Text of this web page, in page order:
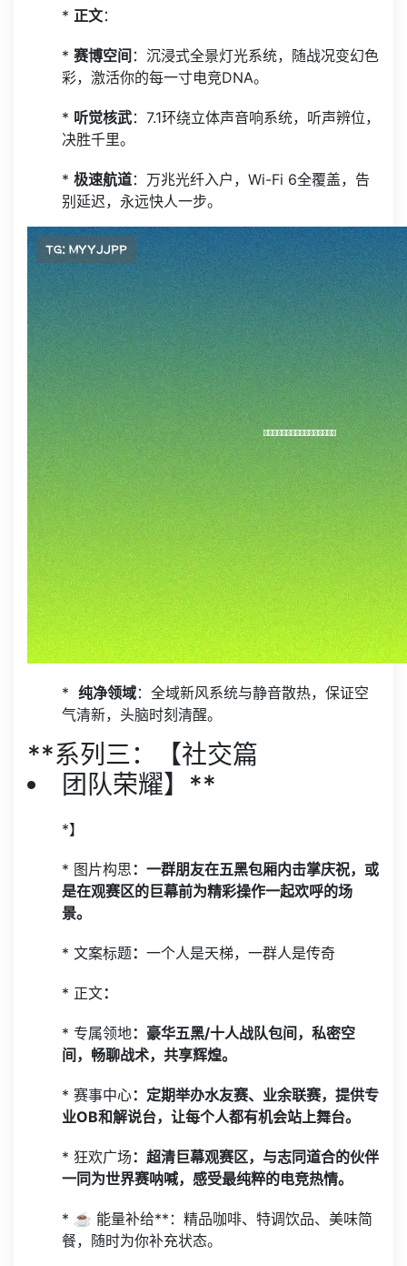
* 正文：
* 赛博空间 ：沉浸式全景灯光系统，随战况变幻色
彩，激活你的每一寸电竞DNA。
* 听觉核武：7.1环绕立体声音响系统，听声辨位，
决胜千里。
* 极速航道：万兆光纤入户，Wi-Fi 6全覆盖，告
别延迟，永远快人一步。
* ️ 纯净领域：全域新风系统与静音散热，保证空
气清新，头脑时刻清醒。
**系列三：【社交篇
团队荣耀】**
*】
* 图片构思：一群朋友在五黑包厢内击掌庆祝，或
是在观赛区的巨幕前为精彩操作一起欢呼的场
景。
* 文案标题： 一个人是天梯，一群人是传奇
* 正文：
* 专属领地：豪华五黑/十人战队包间，私密空
间，畅聊战术，共享辉煌。
* 赛事中心：定期举办水友赛、业余联赛，提供专
业OB和解说台，让每个人都有机会站上舞台。
* 狂欢广场：超清巨幕观赛区，与志同道合的伙伴
一同为世界赛呐喊，感受最纯粹的电竞热情。
* ☕ 能量补给**：精品咖啡、特调饮品、美味简
餐，随时为你补充状态。